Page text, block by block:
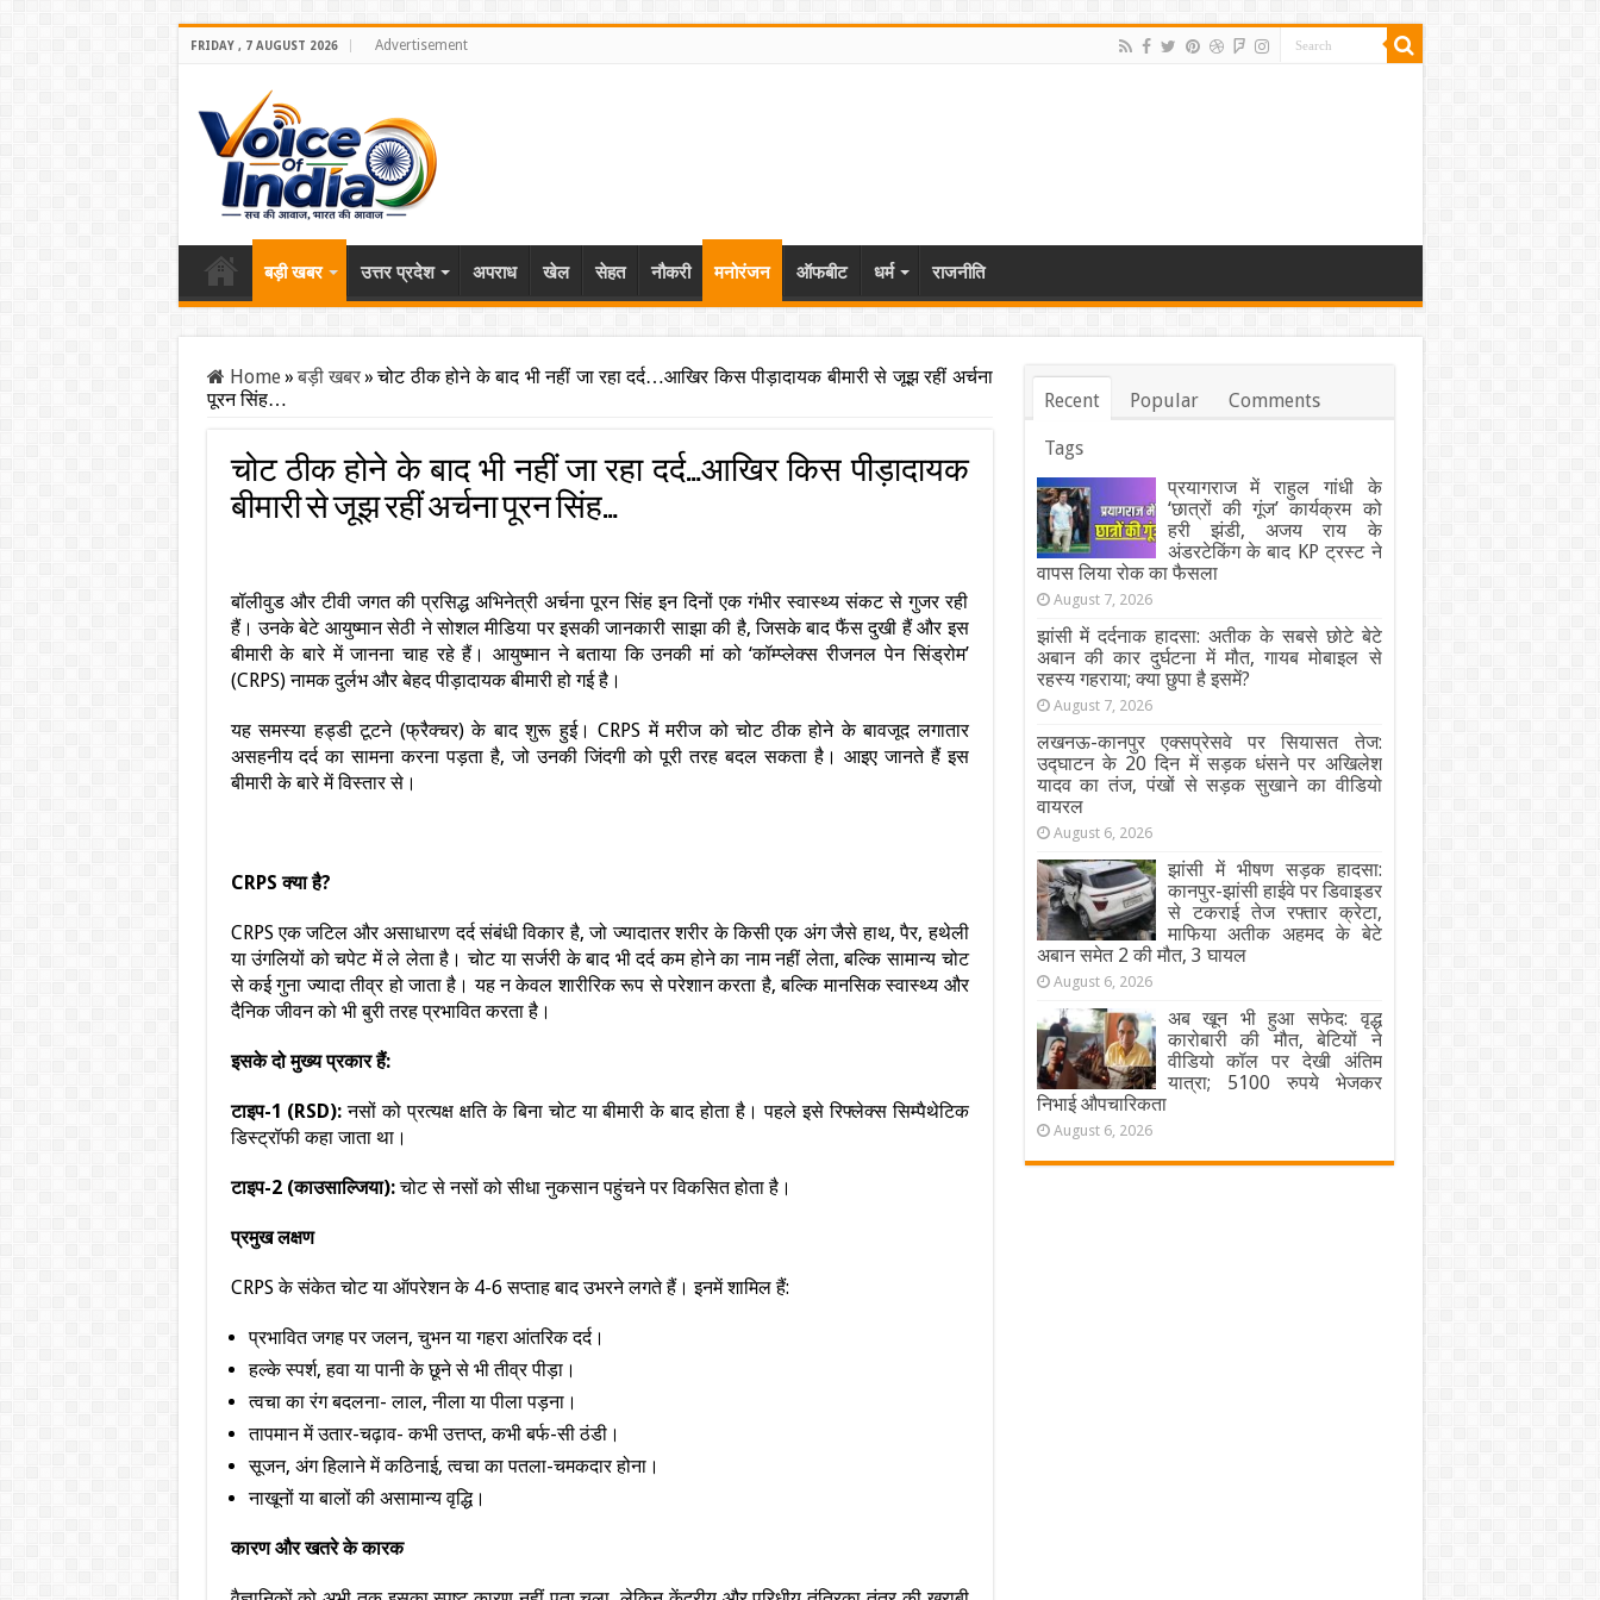
FRIDAY , 7 AUGUST 2026 Advertisement
बड़ी खबर उत्तर प्रदेश अपराध खेल सेहत नौकरी मनोरंजन ऑफबीट धर्म राजनीति
Home» बड़ी खबर» चोट ठीक होने के बाद भी नहीं जा रहा दर्द…आखिर किस पीड़ादायक बीमारी से जूझ रहीं अर्चना
पूरन सिंह…
चोट ठीक होने के बाद भी नहीं जा रहा दर्द…आखिर किस पीड़ादायक
बीमारी से जूझ रहीं अर्चना पूरन सिंह…
बॉलीवुड और टीवी जगत की प्रसिद्ध अभिनेत्री अर्चना पूरन सिंह इन दिनों एक गंभीर स्वास्थ्य संकट से गुजर रही
हैं। उनके बेटे आयुष्मान सेठी ने सोशल मीडिया पर इसकी जानकारी साझा की है, जिसके बाद फैंस दुखी हैं और इस
बीमारी के बारे में जानना चाह रहे हैं। आयुष्मान ने बताया कि उनकी मां को ‘कॉम्प्लेक्स रीजनल पेन सिंड्रोम’
(CRPS) नामक दुर्लभ और बेहद पीड़ादायक बीमारी हो गई है।
यह समस्या हड्डी टूटने (फ्रैक्चर) के बाद शुरू हुई। CRPS में मरीज को चोट ठीक होने के बावजूद लगातार
असहनीय दर्द का सामना करना पड़ता है, जो उनकी जिंदगी को पूरी तरह बदल सकता है। आइए जानते हैं इस
बीमारी के बारे में विस्तार से।
CRPS क्या है?
CRPS एक जटिल और असाधारण दर्द संबंधी विकार है, जो ज्यादातर शरीर के किसी एक अंग जैसे हाथ, पैर, हथेली
या उंगलियों को चपेट में ले लेता है। चोट या सर्जरी के बाद भी दर्द कम होने का नाम नहीं लेता, बल्कि सामान्य चोट
से कई गुना ज्यादा तीव्र हो जाता है। यह न केवल शारीरिक रूप से परेशान करता है, बल्कि मानसिक स्वास्थ्य और
दैनिक जीवन को भी बुरी तरह प्रभावित करता है।
इसके दो मुख्य प्रकार हैं:
टाइप-1 (RSD):नसों को प्रत्यक्ष क्षति के बिना चोट या बीमारी के बाद होता है। पहले इसे रिफ्लेक्स सिम्पैथेटिक
डिस्ट्रॉफी कहा जाता था।
टाइप-2 (काउसाल्जिया):चोट से नसों को सीधा नुकसान पहुंचने पर विकसित होता है।
प्रमुख लक्षण
CRPS के संकेत चोट या ऑपरेशन के 4-6 सप्ताह बाद उभरने लगते हैं। इनमें शामिल हैं:
प्रभावित जगह पर जलन, चुभन या गहरा आंतरिक दर्द।
हल्के स्पर्श, हवा या पानी के छूने से भी तीव्र पीड़ा।
त्वचा का रंग बदलना- लाल, नीला या पीला पड़ना।
तापमान में उतार-चढ़ाव- कभी उत्तप्त, कभी बर्फ-सी ठंडी।
सूजन, अंग हिलाने में कठिनाई, त्वचा का पतला-चमकदार होना।
नाखूनों या बालों की असामान्य वृद्धि।
कारण और खतरे के कारक
Recent Popular Comments
Tags
प्रयागराज में राहुल गांधी के
‘छात्रों की गूंज’ कार्यक्रम को
हरी झंडी, अजय राय के
अंडरटेकिंग के बाद KP ट्रस्ट ने
वापस लिया रोक का फैसला
August 7, 2026
झांसी में दर्दनाक हादसा: अतीक के सबसे छोटे बेटे
अबान की कार दुर्घटना में मौत, गायब मोबाइल से
रहस्य गहराया; क्या छुपा है इसमें?
August 7, 2026
लखनऊ-कानपुर एक्सप्रेसवे पर सियासत तेज:
उद्घाटन के 20 दिन में सड़क धंसने पर अखिलेश
यादव का तंज, पंखों से सड़क सुखाने का वीडियो
वायरल
August 6, 2026
झांसी में भीषण सड़क हादसा:
कानपुर-झांसी हाईवे पर डिवाइडर
से टकराई तेज रफ्तार क्रेटा,
माफिया अतीक अहमद के बेटे
अबान समेत 2 की मौत, 3 घायल
August 6, 2026
अब खून भी हुआ सफेद: वृद्ध
कारोबारी की मौत, बेटियों ने
वीडियो कॉल पर देखी अंतिम
यात्रा; 5100 रुपये भेजकर
निभाई औपचारिकता
August 6, 2026